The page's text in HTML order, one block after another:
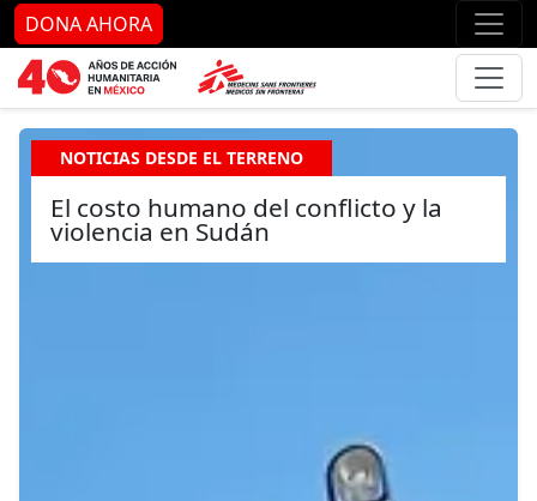
Ir al contenido principal Ir
DONA AHORA
NOTICIAS DESDE EL TERRENO
El costo humano del conflicto y la
violencia en Sudán